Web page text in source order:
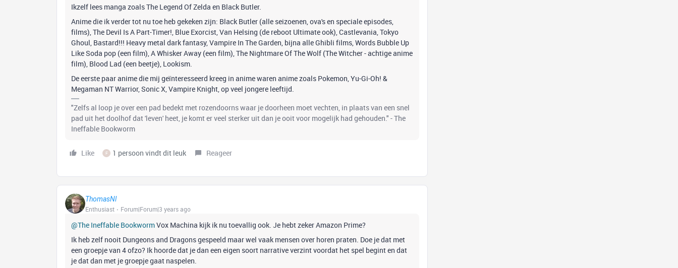
Ikzelf lees manga zoals The Legend Of Zelda en Black Butler.
Anime die ik verder tot nu toe heb gekeken zijn: Black Butler (alle seizoenen, ova's en speciale episodes,
films), The Devil Is A Part-Timer!, Blue Exorcist, Van Helsing (de reboot Ultimate ook), Castlevania, Tokyo
Ghoul, Bastard!!! Heavy metal dark fantasy, Vampire In The Garden, bijna alle Ghibli films, Words Bubble Up
Like Soda pop (een film), A Whisker Away (een film), The Nightmare Of The Wolf (The Witcher - achtige anime
film), Blood Lad (een beetje), Lookism.
De eerste paar anime die mij geïnteresseerd kreeg in anime waren anime zoals Pokemon, Yu-Gi-Oh! &
Megaman NT Warrior, Sonic X, Vampire Knight, op veel jongere leeftijd.
"Zelfs al loop je over een pad bedekt met rozendoorns waar je doorheen moet vechten, in plaats van een snel
pad uit het doolhof dat 'leven' heet, je komt er veel sterker uit dan je ooit voor mogelijk had gehouden." - The
Ineffable Bookworm
Like F 1 persoon vindt dit leuk Reageer
ThomasNl
Enthusiast
Forum|Forum|3 years ago
@The Ineffable BookwormVox Machina kijk ik nu toevallig ook. Je hebt zeker Amazon Prime?
Ik heb zelf nooit Dungeons and Dragons gespeeld maar wel vaak mensen over horen praten. Doe je dat met
een groepje van 4 ofzo? Ik hoorde dat je dan een eigen soort narrative verzint voordat het spel begint en dat
je dat dan met je groepje gaat naspelen.